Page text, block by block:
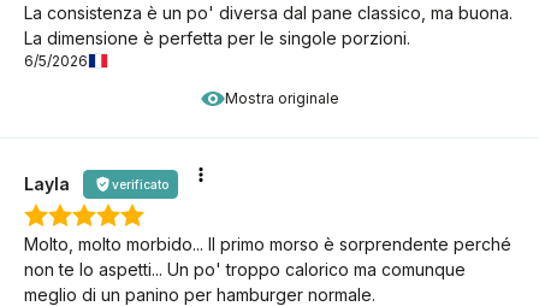
Mostra originale
La consistenza è un po' diversa dal pane classico, ma buona.
La dimensione è perfetta per le singole porzioni.
6/5/2026
Layla verificato
Molto, molto morbido... Il primo morso è sorprendente perché
non te lo aspetti... Un po' troppo calorico ma comunque
meglio di un panino per hamburger normale.